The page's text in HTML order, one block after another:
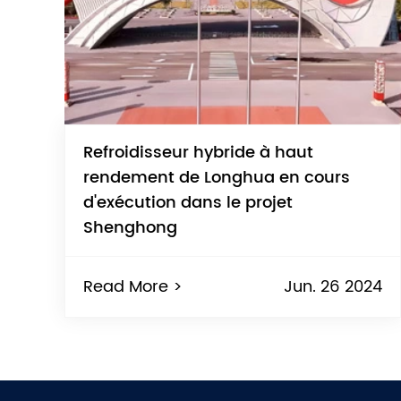
Refroidisseur hybride à haut
rendement de Longhua en cours
d'exécution dans le projet
Shenghong
Read More > Jun. 26 2024